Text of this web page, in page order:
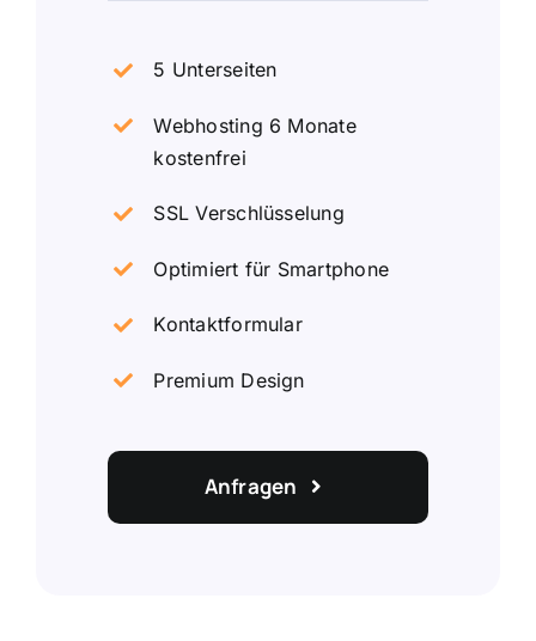
5 Unterseiten
Webhosting 6 Monate
kostenfrei
SSL Verschlüsselung
Optimiert für Smartphone
Kontaktformular
Premium Design
Anfragen